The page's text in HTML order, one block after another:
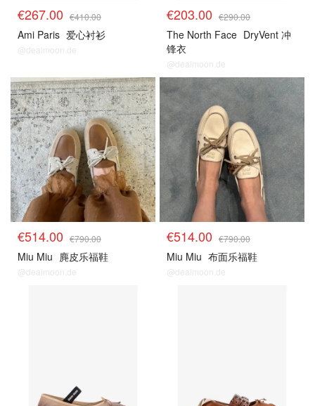
€267.00 €410.00
Ami Paris 爱心衬衫
@dealmoon.de
€203.00 €290.00
The North Face DryVent 冲
锋衣
@dealmoon.de
€514.00 €790.00
Miu Miu 麂皮乐福鞋
@dealmoon.de
€514.00 €790.00
Miu Miu 布面乐福鞋
@dealmoon.de